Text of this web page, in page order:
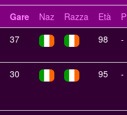
Gare Naz Razza Età
37 98 -
30 95 -